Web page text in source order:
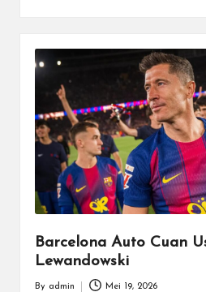
Barcelona Auto Cuan
Lewandowski
By admin Mei 19, 2026